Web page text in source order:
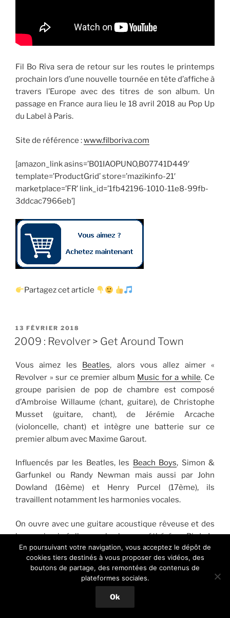
Fil Bo Riva sera de retour sur les routes le printemps
prochain lors d’une nouvelle tournée en tête d’affiche à
travers l’Europe avec des titres de son album. Un
passage en France aura lieu le 18 avril 2018 au Pop Up
du Label à Paris.
Site de référence :www.filboriva.com
[amazon_link asins=’B01IAOPUNO,B07741D449′
template=’ProductGrid’ store=’mazikinfo-21′
marketplace=’FR’ link_id=’1fb42196-1010-11e8-99fb-
3ddcac7966eb’]
Partagez cet article
PUBLIÉ
LE
13 FÉVRIER 2018
2009 : Revolver > Get Around Town
Vous aimez les Beatles, alors vous allez aimer «
Revolver » sur ce premier album Music for a while. Ce
groupe parisien de pop de chambre est composé
d’Ambroise Willaume (chant, guitare), de Christophe
Musset (guitare, chant), de Jérémie Arcache
(violoncelle, chant) et intègre une batterie sur ce
premier album avec Maxime Garout.
Influencés par les Beatles, les Beach Boys, Simon &
Garfunkel ou Randy Newman mais aussi par John
Dowland (16ème) et Henry Purcel (17ème), ils
travaillent notamment les harmonies vocales.
On ouvre avec une guitare acoustique rêveuse et des
harmonies irréelles sur la chanson éthérée « Birds In
Dm » .
On enchaîne sur une ballade « Leave Me Alone » portée
par une rythmique gracieuse, au violoncelle exquis et
aux harmonies très Beatles. Divin
En poursuivant votre navigation, vous acceptez le dépôt de
cookies tiers destinés à vous proposer des vidéos, des
boutons de partage, des remontées de contenus de
plateformes sociales.
Ok